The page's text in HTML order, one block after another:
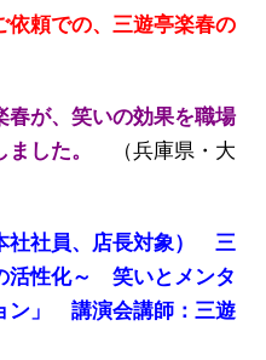
依頼での、三遊亭楽春の
春が、笑いの効果を職場
した。
（兵庫県・大
社社員、店長対象） 三
活性化～ 笑いとメンタ
ン」 講演会講師：三遊